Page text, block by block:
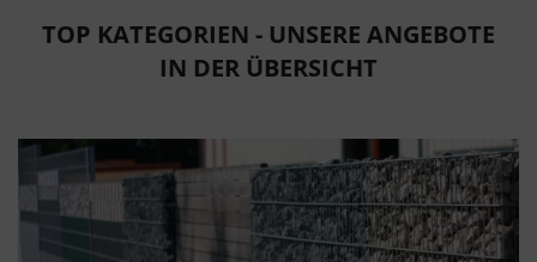
TOP KATEGORIEN - UNSERE ANGEBOTE
IN DER ÜBERSICHT